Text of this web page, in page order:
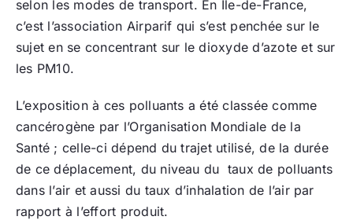
selon les modes de transport. En Ile-de-France,
c’est l’association Airparif qui s’est penchée sur le
sujet en se concentrant sur le dioxyde d’azote et sur
les PM10.
L’exposition à ces polluants a été classée comme
cancérogène par l’Organisation Mondiale de la
Santé ; celle-ci dépend du trajet utilisé, de la durée
de ce déplacement, du niveau du taux de polluants
dans l’air et aussi du taux d’inhalation de l’air par
rapport à l’effort produit.